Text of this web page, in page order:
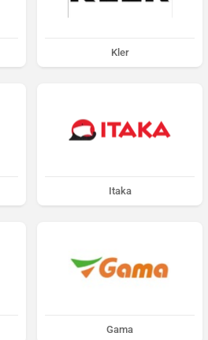
Kler
Itaka
Gama